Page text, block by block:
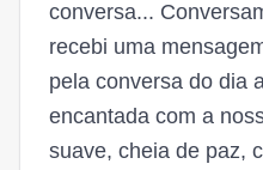
conversa...
recebi uma
pela conversa do dia
encantada com a
suave, cheia de paz,